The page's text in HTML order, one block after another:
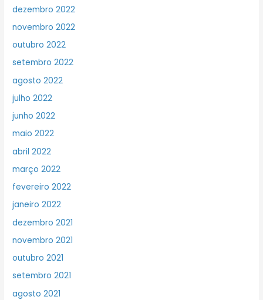
dezembro 2022
novembro 2022
outubro 2022
setembro 2022
agosto 2022
julho 2022
junho 2022
maio 2022
abril 2022
março 2022
fevereiro 2022
janeiro 2022
dezembro 2021
novembro 2021
outubro 2021
setembro 2021
agosto 2021